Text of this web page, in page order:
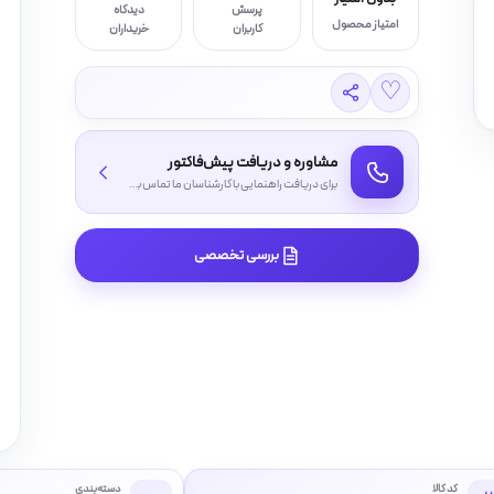
امتیاز محصول
پرسش
کاربران
دیدگاه
خریداران
♡
مشاوره و دریافت پیش‌فاکتور
برای دریافت راهنمایی با کارشناسان ما تماس بگیرید
بررسی تخصصی
کد کالا دسته‌بندی